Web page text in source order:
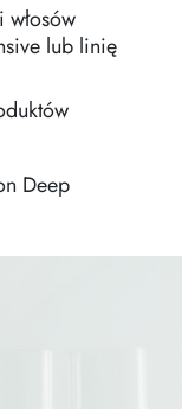
lub linię
Deep